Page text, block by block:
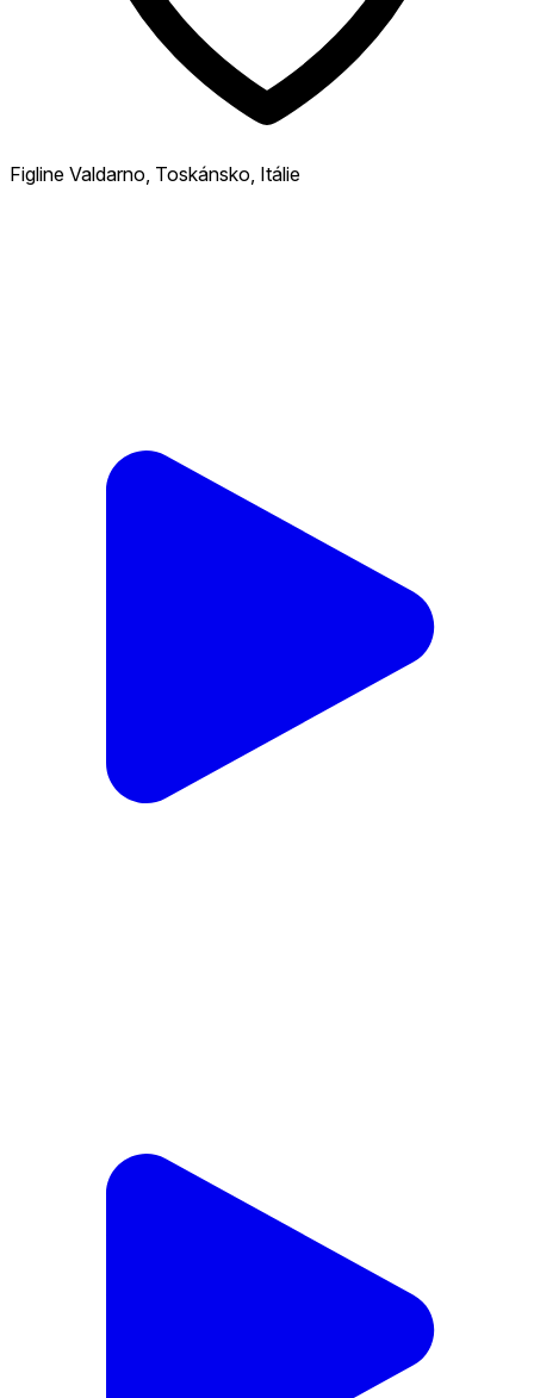
Figline Valdarno, Toskánsko, Itálie